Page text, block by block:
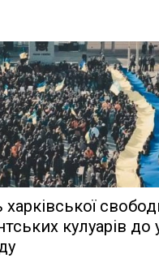
харківської
кулуарів до